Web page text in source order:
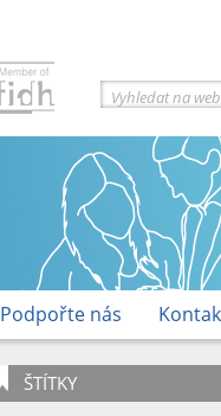
Vyhledat na
Podpořte nás
ŠTÍTKY